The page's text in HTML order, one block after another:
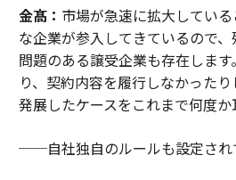
金髙： 市場が急速に拡大してい
な企業が参入してきているので、
問題のある譲受企業も存在しま
り、契約内容を履行しなかった
発展したケースをこれまで何度か
──自社独自のルールも設定され